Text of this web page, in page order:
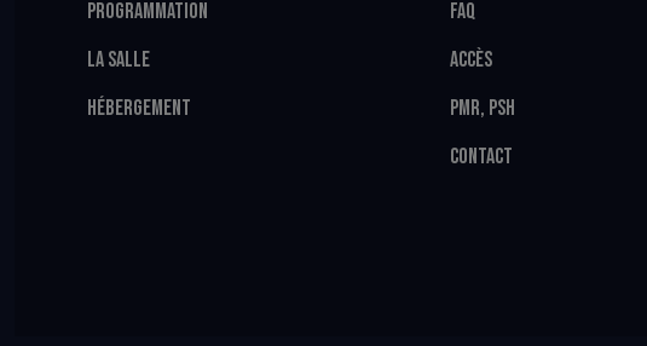
PROGRAMMATION
LA SALLE
HÉBERGEMENT
FAQ
ACCÈS
PMR, PSH
CONTACT